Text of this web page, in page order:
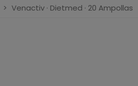
> Venactiv · Dietmed · 20 Ampollas